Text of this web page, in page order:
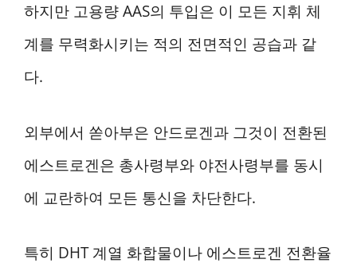
하지만 고용량 AAS의 투입은 이 모든 지휘 체
계를 무력화시키는 적의 전면적인 공습과 같
다.
외부에서 쏟아부은 안드로겐과 그것이 전환된
에스트로겐은 총사령부와 야전사령부를 동시
에 교란하여 모든 통신을 차단한다.
특히 DHT 계열 화합물이나 에스트로겐 전환율